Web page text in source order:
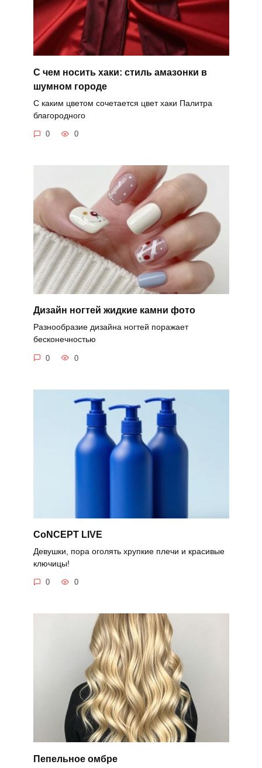
С чем носить хаки: стиль амазонки в
шумном городе
С каким цветом сочетается цвет хаки Палитра
благородного
0 0
Дизайн ногтей жидкие камни фото
Разнообразие дизайна ногтей поражает
бесконечностью
0 0
CoNCEPT LIVE
Девушки, пора оголять хрупкие плечи и красивые
ключицы!
0 0
Пепельное омбре